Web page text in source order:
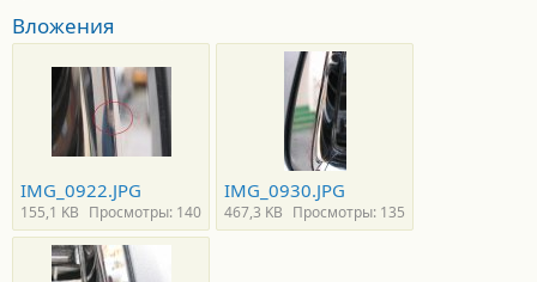
Вложения
IMG_0922.JPG
155,1 KB Просмотры: 140
IMG_0930.JPG
467,3 KB Просмотры: 135